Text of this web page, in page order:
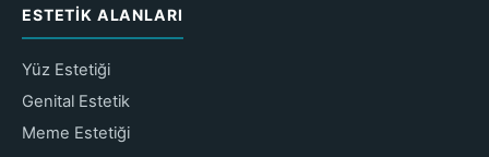
ESTETIK ALANLARI
Yüz Estetiği
Genital Estetik
Meme Estetiği